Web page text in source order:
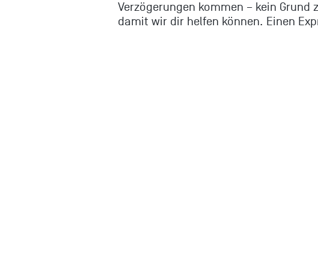
Verzögerungen kommen – kein
damit wir dir helfen können. Einen